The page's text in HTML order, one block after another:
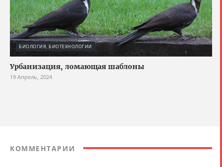
БИОЛОГИЯ, БИОТЕХНОЛОГИИ
Урбанизация, ломающая шаблоны
19 Апрель, 2024
КОММЕНТАРИИ